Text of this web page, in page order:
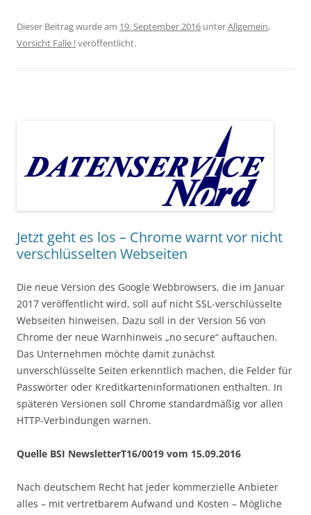
Dieser Beitrag wurde am 19. September 2016 unterAllgemein,
Vorsicht Falle !veröffentlicht.
Jetzt geht es los – Chrome warnt vor nicht
verschlüsselten Webseiten
Die neue Version des Google Webbrowsers, die im Januar
2017 veröffentlicht wird, soll auf nicht SSL-verschlüsselte
Webseiten hinweisen. Dazu soll in der Version 56 von
Chrome der neue Warnhinweis „no secure“ auftauchen.
Das Unternehmen möchte damit zunächst
unverschlüsselte Seiten erkenntlich machen, die Felder für
Passwörter oder Kreditkarteninformationen enthalten. In
späteren Versionen soll Chrome standardmäßig vor allen
HTTP-Verbindungen warnen.
Quelle BSI NewsletterT16/0019 vom 15.09.2016
Nach deutschem Recht hat jeder kommerzielle Anbieter
alles – mit vertretbarem Aufwand und Kosten – Mögliche